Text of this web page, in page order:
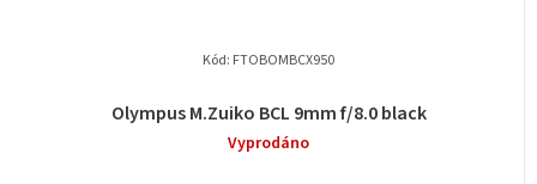
Olympus M.Zuiko BCL 9mm f/8.0 black
Vyprodáno
Kód: FTOBOMBCX950